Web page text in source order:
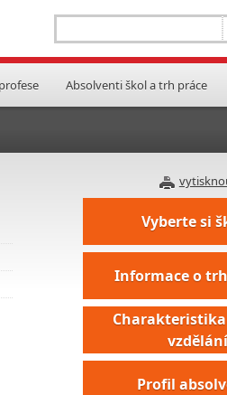
Absolventi škol a trh práce
Vyberte si
Informace o
Profil